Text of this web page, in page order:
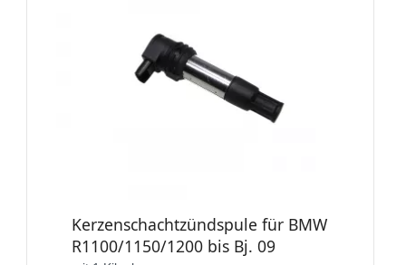
Kerzenschachtzündspule für BMW
R1100/1150/1200 bis Bj. 09